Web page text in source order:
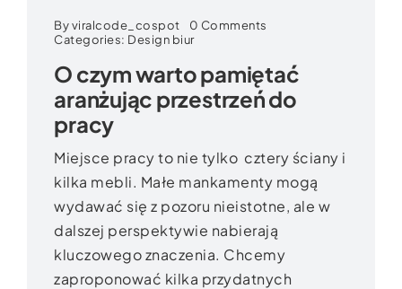
Byviralcode_cospot 0 Comments
warto
pamiętać
aranżując
przestrzeń
Categories: Design biur
O czym warto pamiętać
aranżując przestrzeń do
pracy
Miejsce pracy to nie tylko cztery ściany i
kilka mebli. Małe mankamenty mogą
wydawać się z pozoru nieistotne, ale w
dalszej perspektywie nabierają
kluczowego znaczenia. Chcemy
zaproponować kilka przydatnych